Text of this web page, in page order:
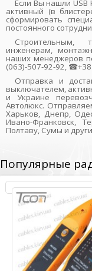
Если Вы нашли USB
активный (в
сформировать
постоянного
Строительным,
инженерам,
наших менеджеров
(063)-507-92-92,
Отправка и
выключателем,
и Украине
Автолюкс.
Харьков, Днепр,
Ивано-Франковск,
Полтаву, Сумы и
Популярные